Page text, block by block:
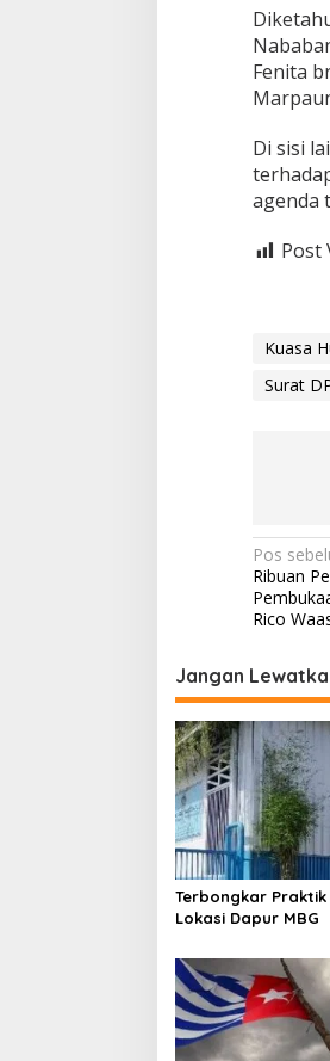
Fenita
Di sisi
agenda
Post
Kuasa
Surat
N
a
v
i
g
a
s
i
p
o
s
Pos
Ribuan
Rico
Jangan
Terbongkar
Lokasi Dapur MBG